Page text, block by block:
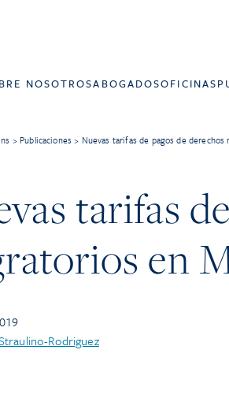
NOSOTROSABOGADOSOFICINAS
> Publicaciones > Nuevas tarifas de pagos de
tarifas
en
Rodriguez